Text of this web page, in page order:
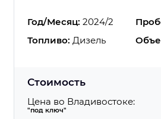
Год/Месяц: 2024/2
Топливо: Дизель
Стоимость
Цена во Владивостоке:
"под ключ"